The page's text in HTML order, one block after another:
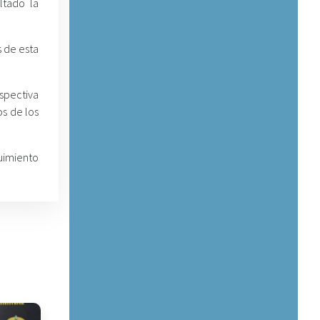
la
de esta
de los